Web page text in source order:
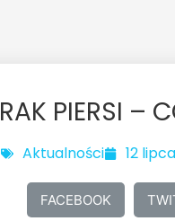
RAK PIERSI –
Aktualności 12
FACEBOOK